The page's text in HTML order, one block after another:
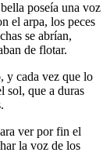
poseía una voz
el arpa, los peces
se abrían,
de flotar.
y cada vez que lo
sol, que a duras
ver por fin el
la voz de los